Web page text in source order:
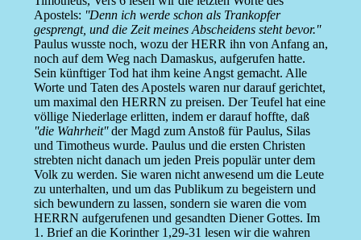
Apostels: ''Denn ich werde schon als Trankopfer
gesprengt, und die Zeit meines Abscheidens steht bevor.''
Paulus wusste noch, wozu der HERR ihn von Anfang an,
noch auf dem Weg nach Damaskus, aufgerufen hatte.
Sein künftiger Tod hat ihm keine Angst gemacht. Alle
Worte und Taten des Apostels waren nur darauf gerichtet,
um maximal den HERRN zu preisen. Der Teufel hat eine
völlige Niederlage erlitten, indem er darauf hoffte, daß
''die Wahrheit''der Magd zum Anstoß für Paulus, Silas
und Timotheus wurde. Paulus und die ersten Christen
strebten nicht danach um jeden Preis populär unter dem
Volk zu werden. Sie waren nicht anwesend um die Leute
zu unterhalten, und um das Publikum zu begeistern und
sich bewundern zu lassen, sondern sie waren die vom
HERRN aufgerufenen und gesandten Diener Gottes. Im
1. Brief an die Korinther 1,29-31 lesen wir die wahren